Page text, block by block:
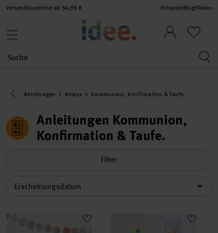
Versandkostenfrei ab 34,99 € ProspektBlogFilialen
Eine Kategorie zurück navigieren
Anleitungen Anlass Kommunion, Konfirmation & Taufe
Anleitungen Kommunion,
Konfirmation & Taufe
Filter
Anleitung Kerzen beschriften mit EmbossingAnleitung Karten gestalten mit